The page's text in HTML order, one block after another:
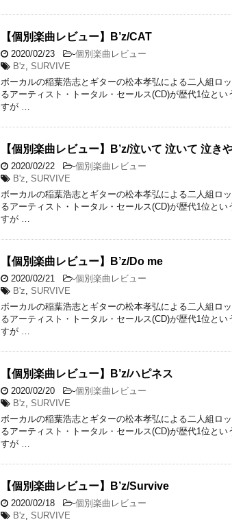
【個別楽曲レビュー】B’z/CAT
2020/02/23 -個別楽曲レビュー
B'z SURVIVE
ボーカルの稲葉浩志とギターの松本孝弘による二人組ロ
るアーティスト・トータル・セールス(CD)が歴代1位とい
すが …
【個別楽曲レビュー】B’z/泣いて 泣いて 泣き
2020/02/22 -個別楽曲レビュー
B'z SURVIVE
ボーカルの稲葉浩志とギターの松本孝弘による二人組ロ
るアーティスト・トータル・セールス(CD)が歴代1位とい
すが …
【個別楽曲レビュー】B’z/Do me
2020/02/21 -個別楽曲レビュー
B'z SURVIVE
ボーカルの稲葉浩志とギターの松本孝弘による二人組ロ
るアーティスト・トータル・セールス(CD)が歴代1位とい
すが …
【個別楽曲レビュー】B’z/ハピネス
2020/02/20 -個別楽曲レビュー
B'z SURVIVE
ボーカルの稲葉浩志とギターの松本孝弘による二人組ロ
るアーティスト・トータル・セールス(CD)が歴代1位とい
すが …
【個別楽曲レビュー】B’z/Survive
2020/02/18 -個別楽曲レビュー
B'z SURVIVE